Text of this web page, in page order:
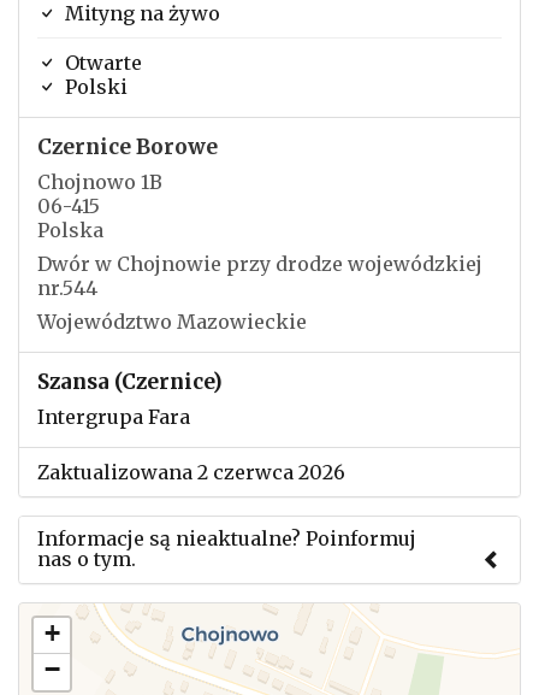
Mityng na żywo
Otwarte
Polski
Czernice Borowe
Chojnowo 1B
06-415
Polska
Dwór w Chojnowie przy drodze wojewódzkiej
nr.544
Województwo Mazowieckie
Szansa (Czernice)
Intergrupa Fara
Zaktualizowana 2 czerwca 2026
Informacje są nieaktualne? Poinformuj
nas o tym.
Użyj tego formularza aby przesłać informację o
zmianach w powyższym mityngu.
+
−